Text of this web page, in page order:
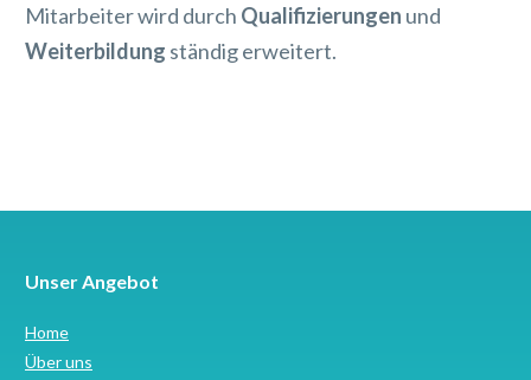
Mitarbeiter wird durch Qualifizierungen und
Weiterbildung ständig erweitert.
Unser Angebot
Home
Über uns